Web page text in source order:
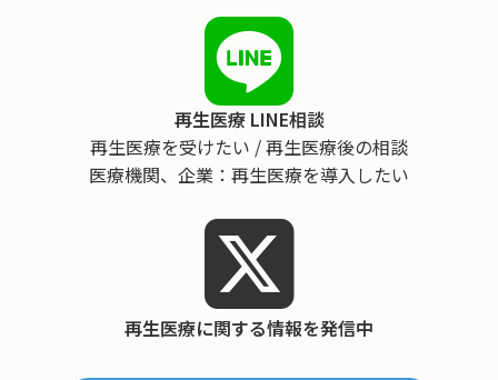
再生医療 LINE相談
再生医療を受けたい / 再生医療後の相談
医療機関、企業：再生医療を導入したい
再生医療に関する情報を発信中